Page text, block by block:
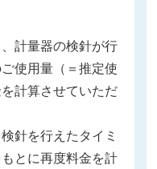
計量器の検針が行
使用量（＝推定使
計算させていただ
針を行えたタイミ
とに再度料金を計